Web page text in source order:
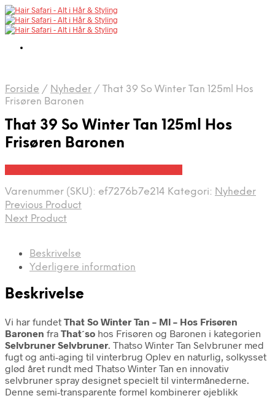
Forside / Nyheder / That 39 So Winter Tan 125ml Hos
Frisøren Baronen
That 39 So Winter Tan 125ml Hos
Frisøren Baronen
Varenummer (SKU): ef7276b7e214 Kategori: Nyheder
Previous Product
Next Product
Beskrivelse
Yderligere information
Beskrivelse
Vi har fundet That So Winter Tan – Ml – Hos Frisøren
Baronen fra That´so hos Frisøren og Baronen i kategorien
Selvbruner Selvbruner. Thatso Winter Tan Selvbruner med
fugt og anti-aging til vinterbrug Oplev en naturlig, solkysset
glød året rundt med Thatso Winter Tan en innovativ
selvbruner spray designet specielt til vintermånederne.
Denne semi-transparente formel kombinerer øjeblikk